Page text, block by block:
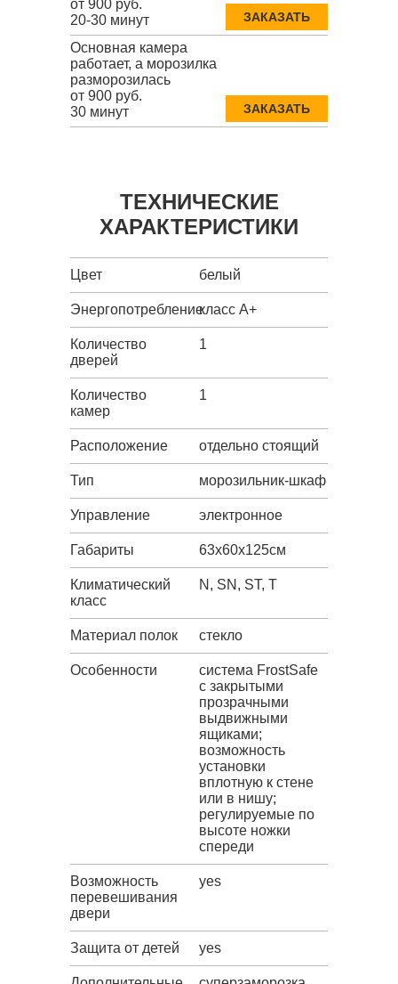
от 900 руб.
20-30 минут
ЗАКАЗАТЬ
Основная камера
работает, а морозилка
разморозилась
от 900 руб.
30 минут
ЗАКАЗАТЬ
ТЕХНИЧЕСКИЕ
ХАРАКТЕРИСТИКИ
Цвет белый
Энергопотреблениекласс A+
Количество
дверей
1
Количество
камер
1
Расположение отдельно стоящий
Тип морозильник-шкаф
Управление электронное
Габариты 63х60х125см
Климатический
класс
N, SN, ST, T
Материал полок стекло
Особенности
система FrostSafe
с закрытыми
прозрачными
выдвижными
ящиками;
возможность
установки
вплотную к стене
или в нишу;
регулируемые по
высоте ножки
спереди
Возможность
перевешивания
двери
yes
Защита от детей yes